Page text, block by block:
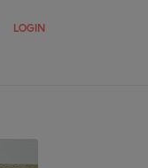
LOGIN